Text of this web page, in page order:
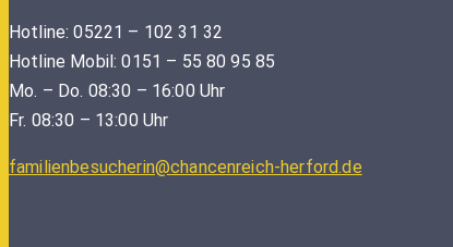
Hotline: 05221 – 102 31 32
Hotline Mobil: 0151 – 55 80 95 85
Mo. – Do. 08:30 – 16:00 Uhr
Fr. 08:30 – 13:00 Uhr
familienbesucherin@chancenreich-herford.de